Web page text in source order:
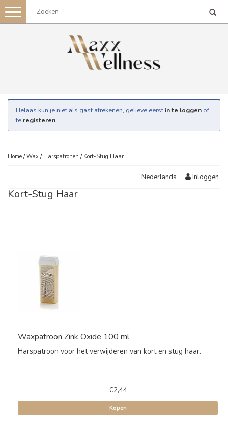
Toggle
navigation
Helaas kun je niet als gast afrekenen, gelieve eerst in te loggen of
te registeren.
Home /Wax / Harspatronen / Kort-Stug Haar
Nederlands Inloggen
Kort-Stug Haar
Waxpatroon Zink Oxide 100 ml
Harspatroon voor het verwijderen van kort en stug haar.
€2,44
Kopen